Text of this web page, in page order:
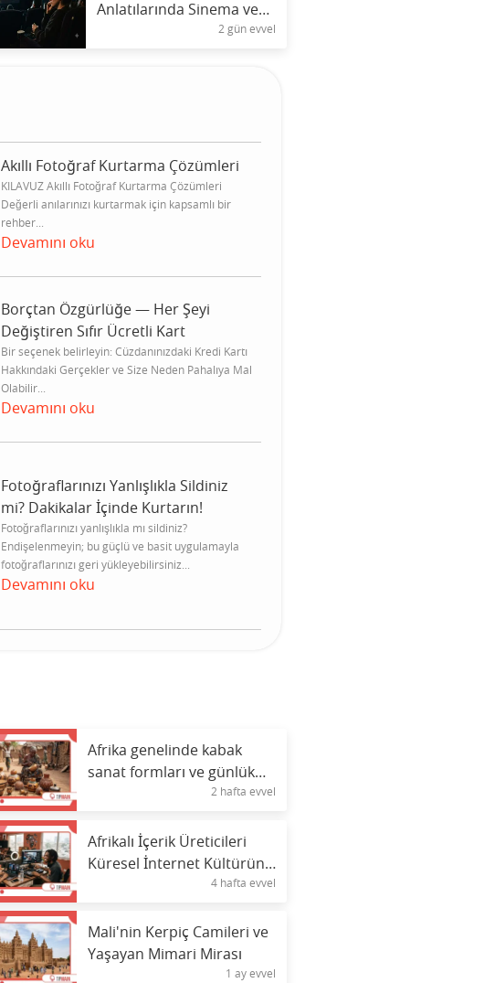
Anlatılarında Sinema ve
2 gün evvel
Akıllı Fotoğraf Kurtarma Çözümleri
KILAVUZ Akıllı Fotoğraf Kurtarma Çözümleri
Değerli anılarınızı kurtarmak için kapsamlı bir
rehber...
Devamını oku
Borçtan Özgürlüğe — Her Şeyi
Değiştiren Sıfır Ücretli Kart
Bir seçenek belirleyin: Cüzdanınızdaki Kredi Kartı
Hakkındaki Gerçekler ve Size Neden Pahalıya Mal
Olabilir...
Devamını oku
Fotoğraflarınızı Yanlışlıkla Sildiniz
mi? Dakikalar İçinde Kurtarın!
Fotoğraflarınızı yanlışlıkla mı sildiniz?
Endişelenmeyin; bu güçlü ve basit uygulamayla
fotoğraflarınızı geri yükleyebilirsiniz...
Devamını oku
Afrika genelinde kabak
sanat formları ve günlük
2 hafta evvel
Afrikalı İçerik Üreticileri
Küresel İnternet Kültürünü
Nasıl Şekillendiriyor?4 hafta evvel
Mali'nin Kerpiç Camileri ve
Yaşayan Mimari Mirası
1 ay evvel